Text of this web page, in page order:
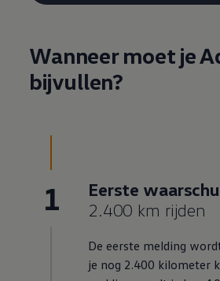
Wanneer moet je
bijvullen?
1 Eerste
2.400 km rijden
De eerste melding
je nog 2.400 kilometer